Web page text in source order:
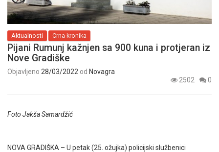
Aktualnosti Crna kronika
Pijani Rumunj kažnjen sa 900 kuna i protjeran iz
Nove Gradiške
Objavljeno 28/03/2022 od Novagra
2502
0
Foto Jakša Samardžić
NOVA GRADIŠKA – U petak (25. ožujka) policijski službenici